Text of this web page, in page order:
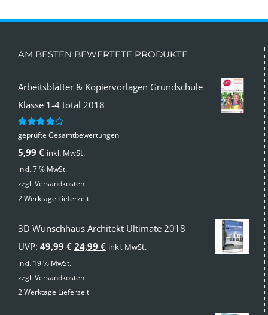
AM BESTEN BEWERTETE PRODUKTE
Arbeitsblätter & Kopiervorlagen Grundschule
Klasse 1-4 total 2018
Bewertet
von 5
geprüfte Gesamtbewertungen
5,99 € inkl. MwSt.
inkl. 7 % MwSt.
zzgl.Versandkosten
2 Werktage Lieferzeit
3D Wunschhaus Architekt Ultimate 2018
UVP: 49,99€ Ursprünglicher
war:
24,99 €Aktueller
inkl. MwSt.
inkl. 19 % MwSt.
zzgl.Versandkosten
2 Werktage Lieferzeit